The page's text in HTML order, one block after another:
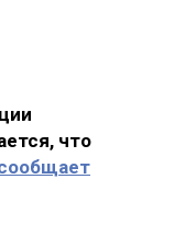
что